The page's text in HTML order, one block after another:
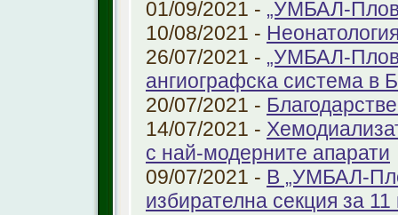
01/09/2021 - „УМБАЛ-
10/08/2021 -
26/07/2021 - „УМБАЛ-
ангиографска система в
20/07/2021 -
14/07/2021 -
с най-модерните апарати
09/07/2021 - В „УМБАЛ-
избирателна секция за 11